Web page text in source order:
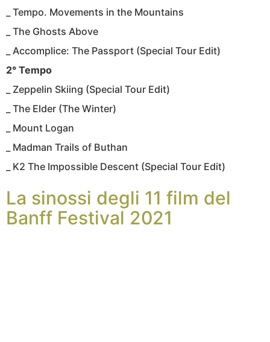
_ Tempo. Movements in the Mountains
_ The Ghosts Above
_ Accomplice: The Passport (Special Tour Edit)
2° Tempo
_ Zeppelin Skiing (Special Tour Edit)
_ The Elder (The Winter)
_ Mount Logan
_ Madman Trails of Buthan
_ K2 The Impossible Descent (Special Tour Edit)
La sinossi degli 11 film del
Banff Festival 2021